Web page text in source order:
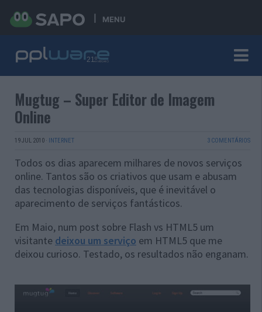
MENU
Mugtug – Super Editor de Imagem
Online
19 JUL 2010 · INTERNET 3 COMENTÁRIOS
Todos os dias aparecem milhares de novos serviços
online. Tantos são os criativos que usam e abusam
das tecnologias disponíveis, que é inevitável o
aparecimento de serviços fantásticos.
Em Maio, num post sobre Flash vs HTML5 um
visitante deixou um serviço em HTML5 que me
deixou curioso. Testado, os resultados não enganam.